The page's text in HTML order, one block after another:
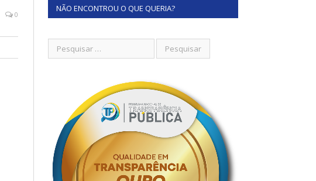
0
NÃO ENCONTROU O QUE QUERIA?